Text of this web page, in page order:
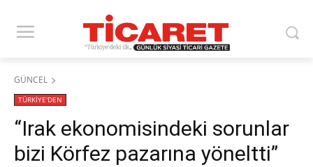
GÜNCEL
TÜRKİYE'DEN
“Irak ekonomisindeki sorunlar
bizi Körfez pazarına yöneltti”